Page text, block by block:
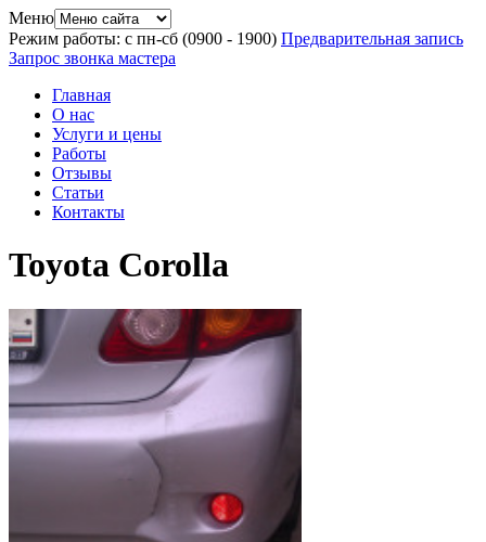
Меню
Режим работы: с пн-сб (0900 - 1900) Предварительная запись
Запрос звонка мастера
Главная
О нас
Услуги и цены
Работы
Отзывы
Статьи
Контакты
Toyota Corolla